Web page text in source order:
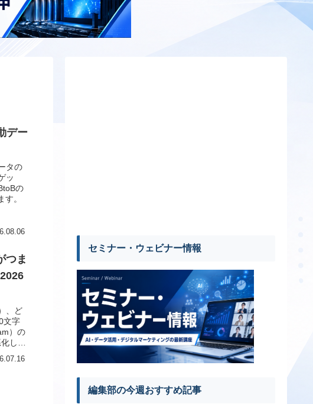
デー
タの
ッ
の
。
つま
、ど
文字
）の
し
ま
セミナー・ウェビナー情報
編集部の今週おすすめ記事